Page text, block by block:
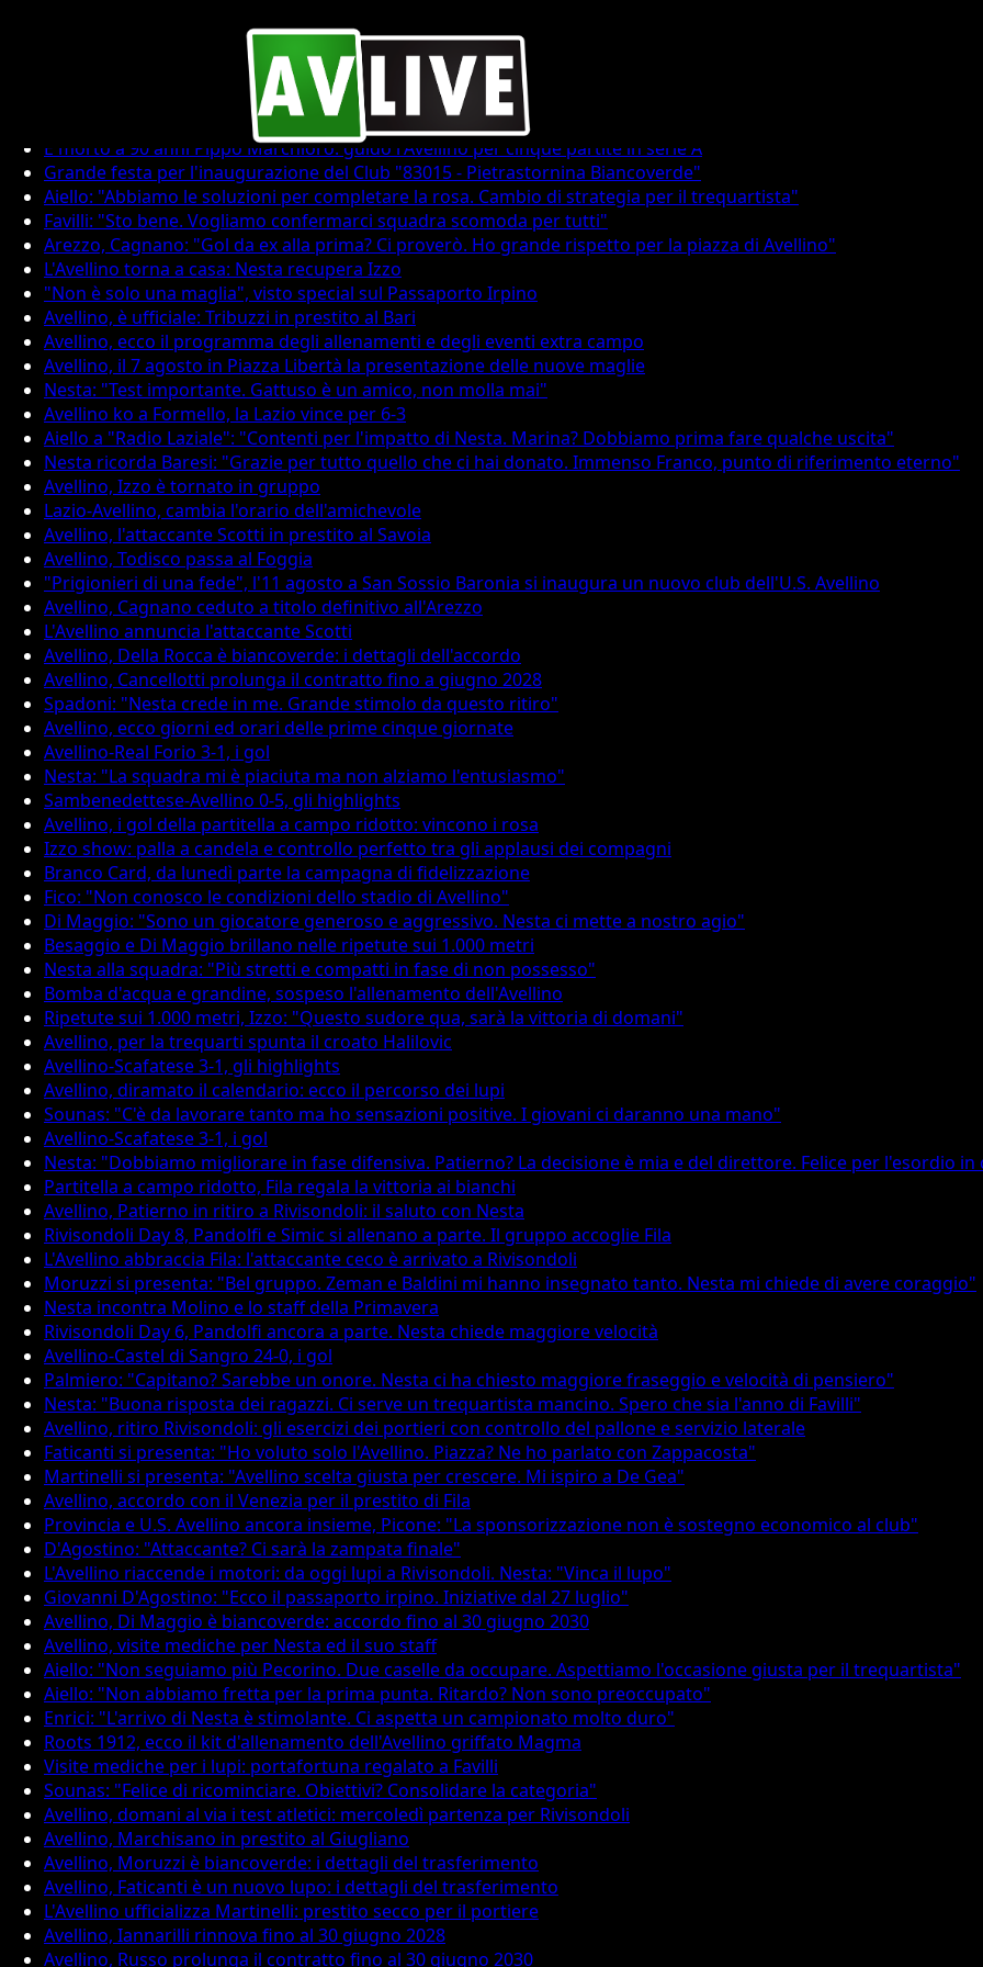
È morto a 90 anni Pippo Marchioro: guidò l'Avellino per cinque partite in serie A
Grande festa per l'inaugurazione del Club "83015 - Pietrastornina Biancoverde"
Aiello: "Abbiamo le soluzioni per completare la rosa. Cambio di strategia per il trequartista"
Favilli: "Sto bene. Vogliamo confermarci squadra scomoda per tutti"
Arezzo, Cagnano: "Gol da ex alla prima? Ci proverò. Ho grande rispetto per la piazza di Avellino"
L'Avellino torna a casa: Nesta recupera Izzo
"Non è solo una maglia", visto special sul Passaporto Irpino
Avellino, è ufficiale: Tribuzzi in prestito al Bari
Avellino, ecco il programma degli allenamenti e degli eventi extra campo
Avellino, il 7 agosto in Piazza Libertà la presentazione delle nuove maglie
Nesta: "Test importante. Gattuso è un amico, non molla mai"
Avellino ko a Formello, la Lazio vince per 6-3
Aiello a "Radio Laziale": "Contenti per l'impatto di Nesta. Marina? Dobbiamo prima fare qualche uscita"
Nesta ricorda Baresi: "Grazie per tutto quello che ci hai donato. Immenso Franco, punto di riferimento eterno"
Avellino, Izzo è tornato in gruppo
Lazio-Avellino, cambia l'orario dell'amichevole
Avellino, l'attaccante Scotti in prestito al Savoia
Avellino, Todisco passa al Foggia
"Prigionieri di una fede", l'11 agosto a San Sossio Baronia si inaugura un nuovo club dell'U.S. Avellino
Avellino, Cagnano ceduto a titolo definitivo all'Arezzo
L'Avellino annuncia l'attaccante Scotti
Avellino, Della Rocca è biancoverde: i dettagli dell'accordo
Avellino, Cancellotti prolunga il contratto fino a giugno 2028
Spadoni: "Nesta crede in me. Grande stimolo da questo ritiro"
Avellino, ecco giorni ed orari delle prime cinque giornate
Avellino-Real Forio 3-1, i gol
Nesta: "La squadra mi è piaciuta ma non alziamo l'entusiasmo"
Sambenedettese-Avellino 0-5, gli highlights
Avellino, i gol della partitella a campo ridotto: vincono i rosa
Izzo show: palla a candela e controllo perfetto tra gli applausi dei compagni
Branco Card, da lunedì parte la campagna di fidelizzazione
Fico: "Non conosco le condizioni dello stadio di Avellino"
Di Maggio: "Sono un giocatore generoso e aggressivo. Nesta ci mette a nostro agio"
Besaggio e Di Maggio brillano nelle ripetute sui 1.000 metri
Nesta alla squadra: "Più stretti e compatti in fase di non possesso"
Bomba d'acqua e grandine, sospeso l'allenamento dell'Avellino
Ripetute sui 1.000 metri, Izzo: "Questo sudore qua, sarà la vittoria di domani"
Avellino, per la trequarti spunta il croato Halilovic
Avellino-Scafatese 3-1, gli highlights
Avellino, diramato il calendario: ecco il percorso dei lupi
Sounas: "C'è da lavorare tanto ma ho sensazioni positive. I giovani ci daranno una mano"
Avellino-Scafatese 3-1, i gol
Nesta: "Dobbiamo migliorare in fase difensiva. Patierno? La decisione è mia e del direttore. Felice per l'esordio in
Partitella a campo ridotto, Fila regala la vittoria ai bianchi
Avellino, Patierno in ritiro a Rivisondoli: il saluto con Nesta
Rivisondoli Day 8, Pandolfi e Simic si allenano a parte. Il gruppo accoglie Fila
L'Avellino abbraccia Fila: l'attaccante ceco è arrivato a Rivisondoli
Moruzzi si presenta: "Bel gruppo. Zeman e Baldini mi hanno insegnato tanto. Nesta mi chiede di avere coraggio"
Nesta incontra Molino e lo staff della Primavera
Rivisondoli Day 6, Pandolfi ancora a parte. Nesta chiede maggiore velocità
Avellino-Castel di Sangro 24-0, i gol
Palmiero: "Capitano? Sarebbe un onore. Nesta ci ha chiesto maggiore fraseggio e velocità di pensiero"
Nesta: "Buona risposta dei ragazzi. Ci serve un trequartista mancino. Spero che sia l'anno di Favilli"
Avellino, ritiro Rivisondoli: gli esercizi dei portieri con controllo del pallone e servizio laterale
Faticanti si presenta: "Ho voluto solo l'Avellino. Piazza? Ne ho parlato con Zappacosta"
Martinelli si presenta: "Avellino scelta giusta per crescere. Mi ispiro a De Gea"
Avellino, accordo con il Venezia per il prestito di Fila
Provincia e U.S. Avellino ancora insieme, Picone: "La sponsorizzazione non è sostegno economico al club"
D'Agostino: "Attaccante? Ci sarà la zampata finale"
L'Avellino riaccende i motori: da oggi lupi a Rivisondoli. Nesta: "Vinca il lupo"
Giovanni D'Agostino: "Ecco il passaporto irpino. Iniziative dal 27 luglio"
Avellino, Di Maggio è biancoverde: accordo fino al 30 giugno 2030
Avellino, visite mediche per Nesta ed il suo staff
Aiello: "Non seguiamo più Pecorino. Due caselle da occupare. Aspettiamo l'occasione giusta per il trequartista"
Aiello: "Non abbiamo fretta per la prima punta. Ritardo? Non sono preoccupato"
Enrici: "L'arrivo di Nesta è stimolante. Ci aspetta un campionato molto duro"
Roots 1912, ecco il kit d'allenamento dell'Avellino griffato Magma
Visite mediche per i lupi: portafortuna regalato a Favilli
Sounas: "Felice di ricominciare. Obiettivi? Consolidare la categoria"
Avellino, domani al via i test atletici: mercoledì partenza per Rivisondoli
Avellino, Marchisano in prestito al Giugliano
Avellino, Moruzzi è biancoverde: i dettagli del trasferimento
Avellino, Faticanti è un nuovo lupo: i dettagli del trasferimento
L'Avellino ufficializza Martinelli: prestito secco per il portiere
Avellino, Iannarilli rinnova fino al 30 giugno 2028
Avellino, Russo prolunga il contratto fino al 30 giugno 2030